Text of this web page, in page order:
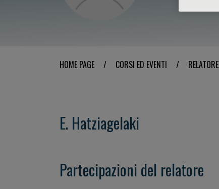
HOME PAGE / CORSI ED EVENTI / RELATORE
E. Hatziagelaki
Partecipazioni del relatore